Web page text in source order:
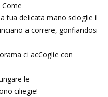
tua delicata mano scioglie il
a correre, gonfiandosi
ci acCoglie con
le
ciliegie!